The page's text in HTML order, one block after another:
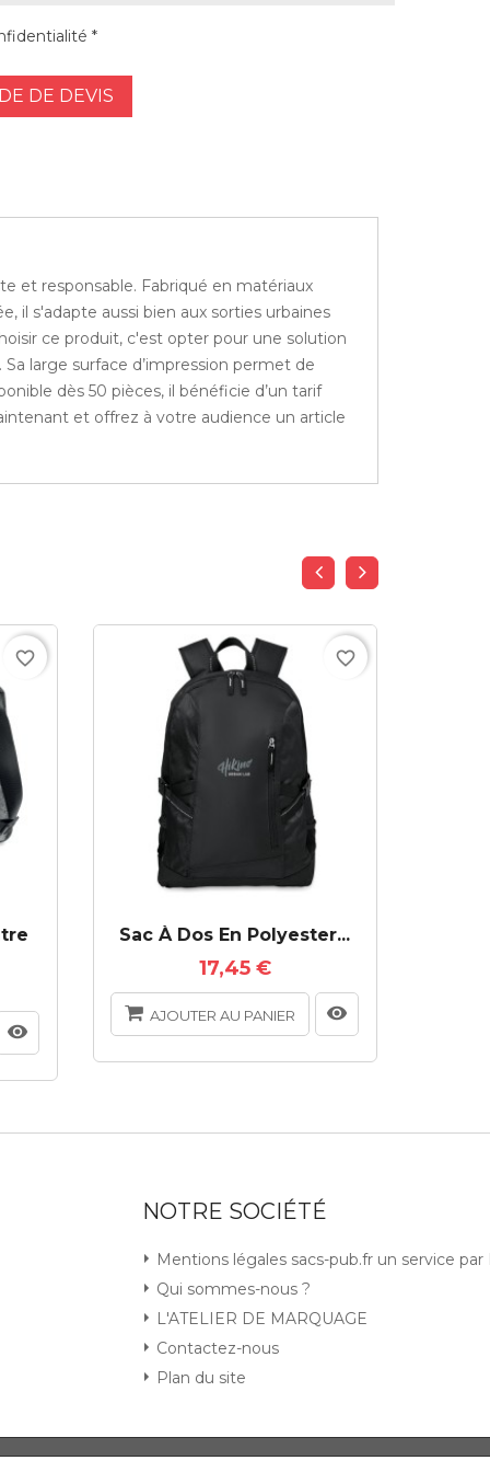
*
DE DEVIS
et responsable. Fabriqué en matériaux
il s'adapte aussi bien aux sorties urbaines
ce produit, c'est opter pour une solution
large surface d’impression permet de
dès 50 pièces, il bénéficie d’un tarif
et offrez à votre audience un article
favorite_border
Sac À Dos En Polyester...
17,45 €
AJOUTER AU PANIER
favorite_border
NOTRE SOCIÉTÉ
Mentions légales sacs-pub.fr un service
Qui sommes-nous ?
L'ATELIER DE MARQUAGE
Contactez-nous
Plan du site